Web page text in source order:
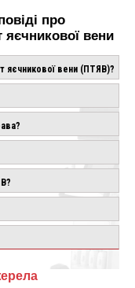
про
вени
яєчникової вени (ПТЯВ)?